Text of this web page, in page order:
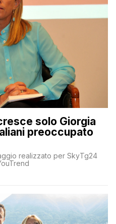
solo Giorgia
preoccupato
realizzato per SkyTg24